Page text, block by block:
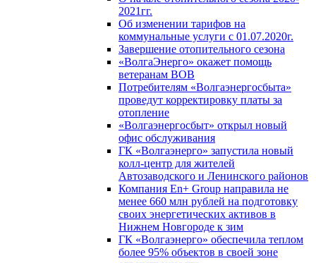
2021гг.
Об изменении тарифов на
коммунальные услуги с 01.07.2020г.
Завершение отопительного сезона
«ВолгаЭнерго» окажет помощь
ветеранам ВОВ
Потребителям «Волгаэнергосбыта»
проведут корректировку платы за
отопление
«Волгаэнергосбыт» открыл новый
офис обслуживания
ГК «Волгаэнерго» запустила новый
колл-центр для жителей
Автозаводского и Ленинского районов
Компания En+ Group направила не
менее 660 млн рублей на подготовку
своих энергетических активов в
Нижнем Новгороде к зим
ГК «Волгаэнерго» обеспечила теплом
более 95% объектов в своей зоне